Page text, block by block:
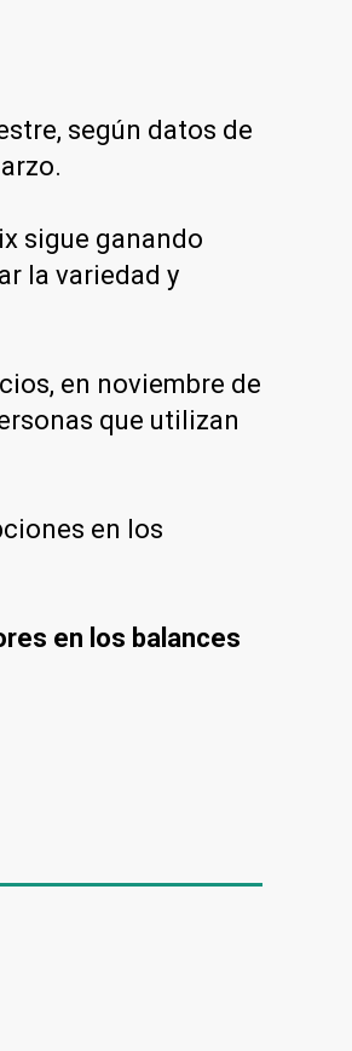
según datos de
sigue ganando
la variedad y
en noviembre de
que utilizan
en los
en los balances